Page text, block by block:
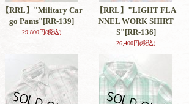
【RRL】"Military Car
go Pants"[RR-139]
29,800円(税込)
【RRL】"LIGHT FLA
NNEL WORK SHIRT
S"[RR-136]
26,400円(税込)